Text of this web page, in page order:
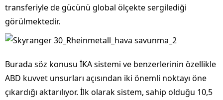
transferiyle de gücünü global ölçekte sergilediği
görülmektedir.
Burada söz konusu İKA sistemi ve benzerlerinin özellikle
ABD kuvvet unsurları açısından iki önemli noktayı öne
çıkardığı aktarılıyor. İlk olarak sistem, sahip olduğu 10,5